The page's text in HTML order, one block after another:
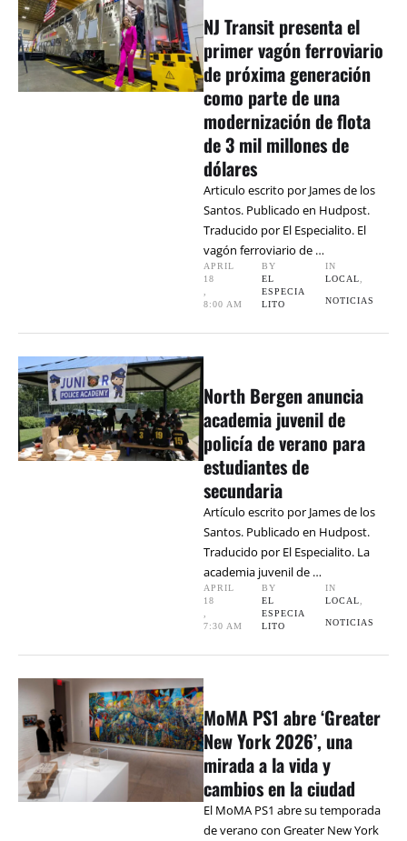
NJ Transit presenta el
primer vagón ferroviario
de próxima generación
como parte de una
modernización de flota
de 3 mil millones de
dólares
Articulo escrito por James de los
Santos. Publicado en Hudpost.
Traducido por El Especialito. El
vagón ferroviario de …
APRIL
18
,
8:00 AM
BY
EL
ESPECIA
LITO
IN
LOCAL,
NOTICIAS
North Bergen anuncia
academia juvenil de
policía de verano para
estudiantes de
secundaria
Artículo escrito por James de los
Santos. Publicado en Hudpost.
Traducido por El Especialito. La
academia juvenil de …
APRIL
18
,
7:30 AM
BY
EL
ESPECIA
LITO
IN
LOCAL,
NOTICIAS
MoMA PS1 abre ‘Greater
New York 2026’, una
mirada a la vida y
cambios en la ciudad
El MoMA PS1 abre su temporada
de verano con Greater New York